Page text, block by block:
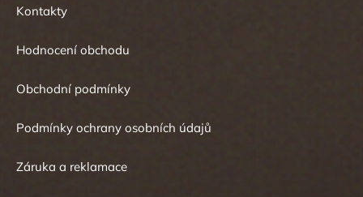
Kontakty
Hodnocení obchodu
Obchodní podmínky
Podmínky ochrany osobních údajů
Záruka a reklamace